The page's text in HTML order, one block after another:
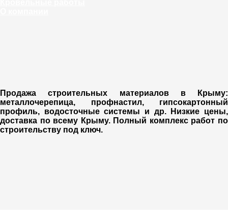
Продажа строительных материалов в Крыму:
металлочерепица, профнастил, гипсокартонный
профиль, водосточные системы и др. Низкие цены,
доставка по всему Крыму. Полный комплекс работ по
строительству под ключ.